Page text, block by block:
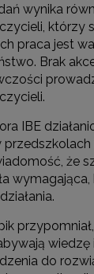
wynika
którzy
praca jest
Brak
IBE
że
wymagająca,
wiedzę
do